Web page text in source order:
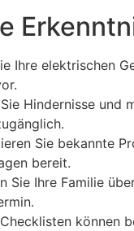
Ihre elektrischen
Hindernisse und
Sie bekannte
bereit.
Sie Ihre Familie
können